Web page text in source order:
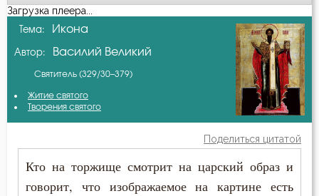
Ангел
Атеизм
Беда
Безмолвие
А-я
Амвросий Оптинский (Гренков)
Варсонофий Оптинский (Плиханков)
Василий Великий
Григорий Палама
Иоанн Дамаскин
Загрузка плеера...
Тема: Икона
Автор: Василий Великий
Святитель (329/30–379)
Житие святого
Творения святого
Поделиться цитатой
Кто на торжище смотрит на царский образ и
говорит, что изображаемое на картине есть